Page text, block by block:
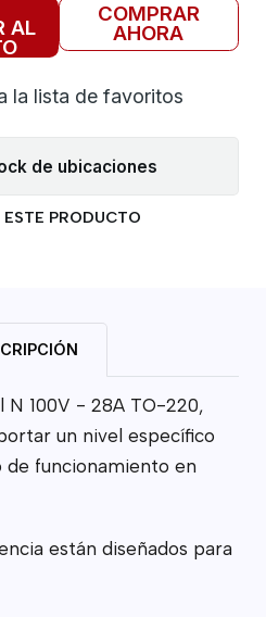
AL
COMPRAR
AHORA
la lista de favoritos
de ubicaciones
PRODUCTO
N 100V - 28A TO-220,
un nivel específico
funcionamiento en
están diseñados para